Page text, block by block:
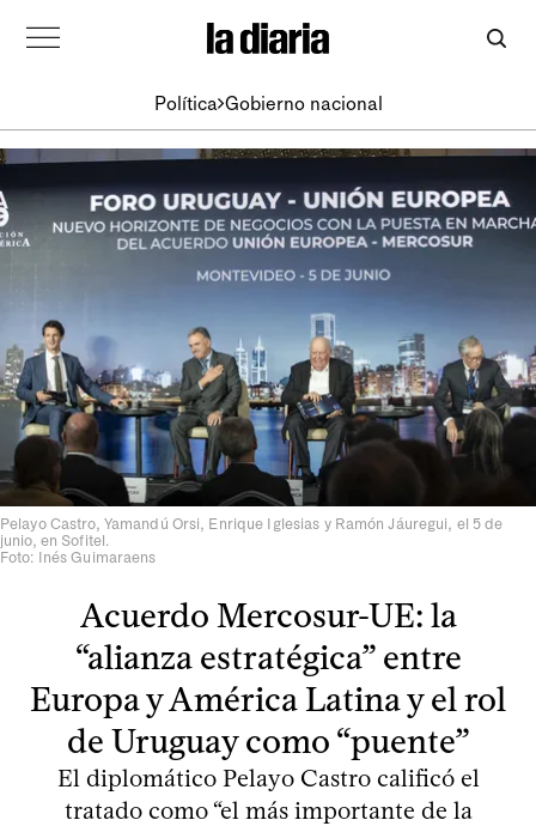
Política Gobierno nacional
Pelayo Castro, Yamandú Orsi, Enrique Iglesias y Ramón Jáuregui, el 5 de
junio, en Sofitel.
Foto: Inés Guimaraens
Acuerdo Mercosur-UE: la
“alianza estratégica” entre
Europa y América Latina y el rol
de Uruguay como “puente”
El diplomático Pelayo Castro calificó el
tratado como “el más importante de la